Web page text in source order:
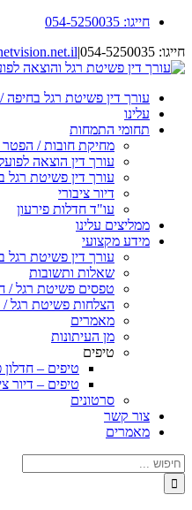
חייגו: 054-5250035
חייגו: 054-5250035
|
עורך דין פשיטת רגל בחיפה
עלינו
תחומי התמחות
מחיקת חובות / הפטר
עורך דין הוצאה
עורך דין פשיטת רגל
דיור ציבורי
עו"ד חדלות פירעון
ממליצים עלינו
מידע מקצועי
עורך דין פשיטת רגל
שאלות ותשובות
טפסים פשיטת רגל /
הצלחות פשיטת רגל /
מאמרים
מן העיתונות
טיפים
טיפים – חדלון
טיפים – דיור
סרטונים
צור קשר
מאמרים
חיפוש...